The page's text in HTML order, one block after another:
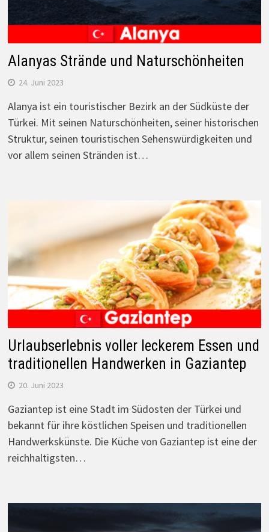
Alanyas Strände und Naturschönheiten
24. Juni 2023
Alanya ist ein touristischer Bezirk an der Südküste der
Türkei. Mit seinen Naturschönheiten, seiner historischen
Struktur, seinen touristischen Sehenswürdigkeiten und
vor allem seinen Stränden ist…
Urlaubserlebnis voller leckerem Essen und
traditionellen Handwerken in Gaziantep
20. Juni 2023
Gaziantep ist eine Stadt im Südosten der Türkei und
bekannt für ihre köstlichen Speisen und traditionellen
Handwerkskünste. Die Küche von Gaziantep ist eine der
reichhaltigsten…